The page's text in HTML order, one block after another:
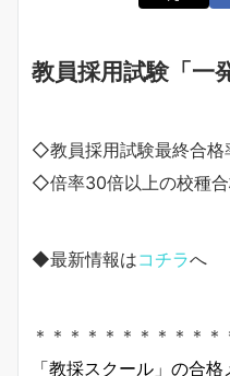
教員採用試験「一
◇教員採用試験最終合格
◇倍率30倍以上の校種合
◆最新情報はコチラへ
＊＊＊＊＊＊＊＊＊＊＊
「教採スクール」の合格